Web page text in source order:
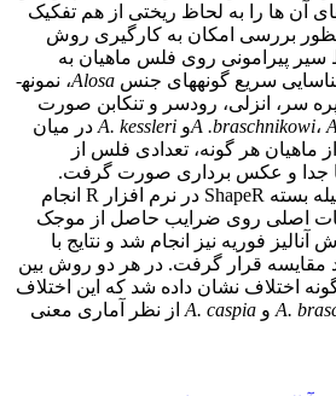
آن ها را به لحاظ ریختی از هم تفکیک
بررسی امکان به کارگیری روش
پیرامونی روی فلس ماهیان به
سریع گونه­های جنس Alosa، نمونه­
سر، انزلی، رودسر و تنکابن صورت
A .braschnikowi، و A. kessleri در میان
ماهیان هر گونه، تعدادی فلس از
و عکس برداری صورت گرفت.
روش آنالیز موجک به وسیله بسته ShapeR در نرم افزار R انجام
اصلی روی ضرایب حاصل از موجک
فوریه نیز انجام شد و نتایج با
مقایسه قرار گرفت. در هر دو روش بین
اختلاف نشان داده شد که این اختلاف
A. و A. caspia از نظر آماری معنی